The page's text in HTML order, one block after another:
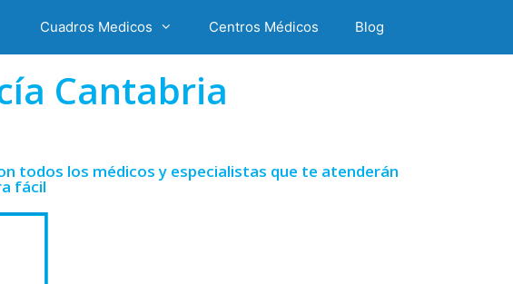
Cuadros Medicos Centros Médicos Blog
Cantabria
todos los médicos y especialistas que te atenderán
fácil